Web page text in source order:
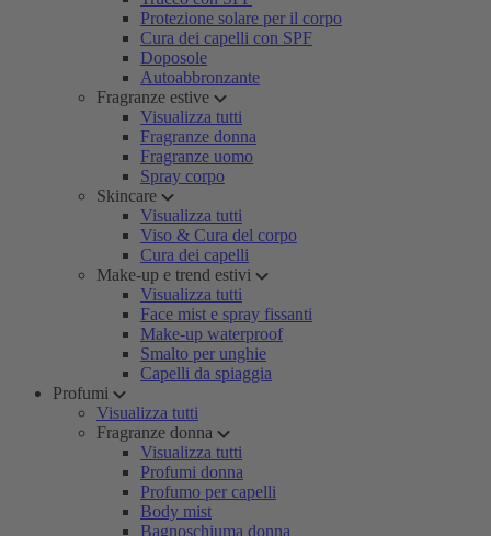
Protezione solare per il corpo
Cura dei capelli con SPF
Doposole
Autoabbronzante
Fragranze estive
Visualizza tutti
Fragranze donna
Fragranze uomo
Spray corpo
Skincare
Visualizza tutti
Viso & Cura del corpo
Cura dei capelli
Make-up e trend estivi
Visualizza tutti
Face mist e spray fissanti
Make-up waterproof
Smalto per unghie
Capelli da spiaggia
Profumi
Visualizza tutti
Fragranze donna
Visualizza tutti
Profumi donna
Profumo per capelli
Body mist
Bagnoschiuma donna